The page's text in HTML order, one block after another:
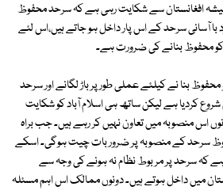
افغانستان سے شکایت رہی ہے کہ سرحد محفوظ
آسانی سرحد کے اس پار داخل ہو جاتے ہیں،اس لئے
محفوظ بنانے کی ضرورت ہے۔
بنا نے کیلئے عملی طور پر باڑ لگانے اور سرحد
شروع کردیا ہے لیکن ساتھ ہی اسلام آباد کو شکایت
اس منصوبہ میں تعاون نہیں کر رہے ہیں۔ جب براہ
سرحد کے منصوبہ پر ضرور بات چیت ہوگی۔ اسکے
کہ سرحد پر مر بوط نظام نہ ہونے کی وجہ سے
میں داخل ہوتے ہیں۔ دونوں ممالک اس اہم مسئلہ